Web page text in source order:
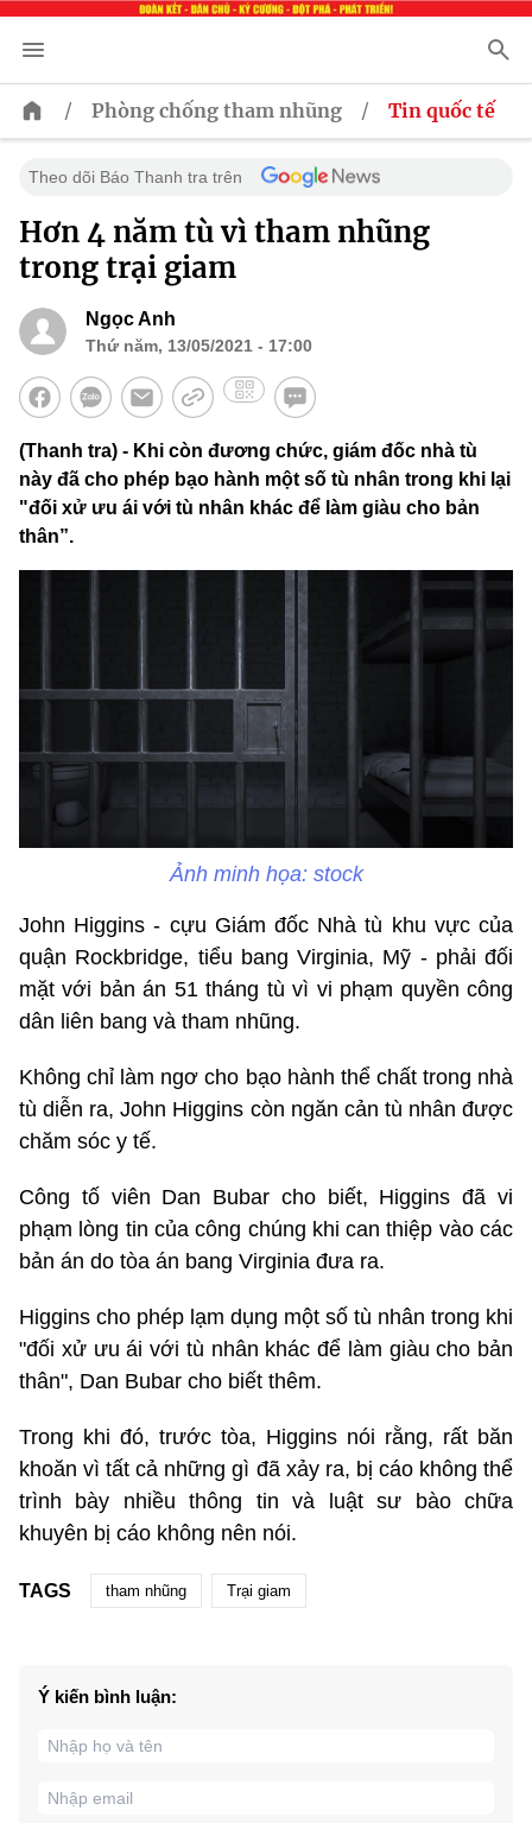
/ Phòng chống tham nhũng / Tin quốc tế
Theo dõi Báo Thanh tra trên
Hơn 4 năm tù vì tham nhũng
trong trại giam
Ngọc Anh
Thứ năm, 13/05/2021 - 17:00
(Thanh tra) - Khi còn đương chức, giám đốc nhà tù
này đã cho phép bạo hành một số tù nhân trong khi lại
"đối xử ưu ái với tù nhân khác để làm giàu cho bản
thân”.
Ảnh minh họa: stock
John Higgins - cựu Giám đốc Nhà tù khu vực của
quận Rockbridge, tiểu bang Virginia, Mỹ - phải đối
mặt với bản án 51 tháng tù vì vi phạm quyền công
dân liên bang và tham nhũng.
Không chỉ làm ngơ cho bạo hành thể chất trong nhà
tù diễn ra, John Higgins còn ngăn cản tù nhân được
chăm sóc y tế.
Công tố viên Dan Bubar cho biết, Higgins đã vi
phạm lòng tin của công chúng khi can thiệp vào các
bản án do tòa án bang Virginia đưa ra.
Higgins cho phép lạm dụng một số tù nhân trong khi
"đối xử ưu ái với tù nhân khác để làm giàu cho bản
thân", Dan Bubar cho biết thêm.
Trong khi đó, trước tòa, Higgins nói rằng, rất băn
khoăn vì tất cả những gì đã xảy ra, bị cáo không thể
trình bày nhiều thông tin và luật sư bào chữa
khuyên bị cáo không nên nói.
TAGS tham nhũng Trại giam
Ý kiến bình luận: